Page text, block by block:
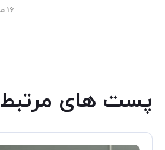
۱۶ مرداد ۱۴۰۴
پست های مرتبط